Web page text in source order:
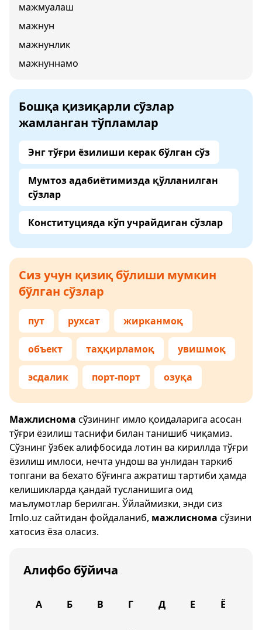
мажмуалаш
мажнун
мажнунлик
мажнуннамо
Бошқа қизиқарли сўзлар
жамланган тўпламлар
Энг тўғри ёзилиши керак бўлган сўз
Мумтоз адабиётимизда қўлланилган
сўзлар
Конституцияда кўп учрайдиган сўзлар
Сиз учун қизиқ бўлиши мумкин
бўлган сўзлар
пут рухсат жирканмоқ
объект таҳқирламоқ увишмоқ
эсдалик порт-порт озуқа
Мажлиснома сўзининг имло қоидаларига асосан
тўғри ёзилиш таснифи билан танишиб чиқамиз.
Сўзнинг ўзбек алифбосида лотин ва кириллда тўғри
ёзилиш имлоси, нечта ундош ва унлидан таркиб
топгани ва бехато бўғинга ажратиш тартиби ҳамда
келишикларда қандай тусланишига оид
маълумотлар берилган. Ўйлаймизки, энди сиз
Imlo.uz сайтидан фойдаланиб, мажлиснома сўзини
хатосиз ёза оласиз.
Алифбо бўйича
А Б В Г Д Е Ё